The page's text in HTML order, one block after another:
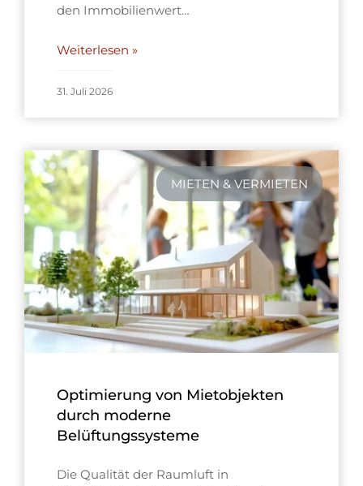
den Immobilienwert…
Weiterlesen »
31. Juli 2026
MIETEN & VERMIETEN
Optimierung von Mietobjekten
durch moderne
Belüftungssysteme
Die Qualität der Raumluft in